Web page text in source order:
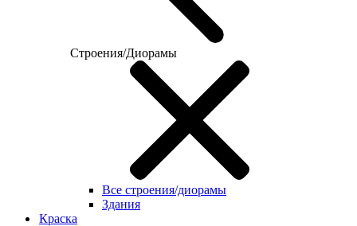
Строения/Диорамы
Все строения/диорамы
Здания
Краска